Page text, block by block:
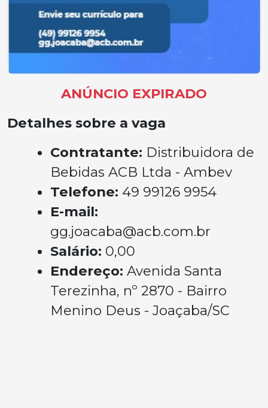
ANÚNCIO EXPIRADO
Detalhes sobre a vaga
Contratante: Distribuidora de
Bebidas ACB Ltda - Ambev
Telefone: 49 99126 9954
E-mail:
gg.joacaba@acb.com.br
Salário: 0,00
Endereço: Avenida Santa
Terezinha, nº 2870 - Bairro
Menino Deus - Joaçaba/SC